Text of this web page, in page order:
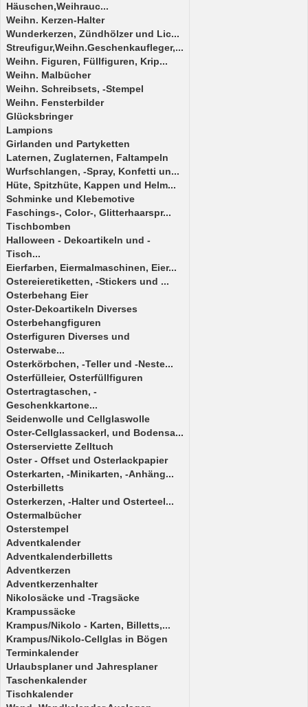
Häuschen,Weihrauc...
Weihn. Kerzen-Halter
Wunderkerzen, Zündhölzer und Lic...
Streufigur,Weihn.Geschenkaufleger,...
Weihn. Figuren, Füllfiguren, Krip...
Weihn. Malbücher
Weihn. Schreibsets, -Stempel
Weihn. Fensterbilder
Glücksbringer
Lampions
Girlanden und Partyketten
Laternen, Zuglaternen, Faltampeln
Wurfschlangen, -Spray, Konfetti un...
Hüte, Spitzhüte, Kappen und Helm...
Schminke und Klebemotive
Faschings-, Color-, Glitterhaarspr...
Tischbomben
Halloween - Dekoartikeln und -
Tisch...
Eierfarben, Eiermalmaschinen, Eier...
Ostereieretiketten, -Stickers und ...
Osterbehang Eier
Oster-Dekoartikeln Diverses
Osterbehangfiguren
Osterfiguren Diverses und
Osterwabe...
Osterkörbchen, -Teller und -Neste...
Osterfülleier, Osterfüllfiguren
Ostertragtaschen, -
Geschenkkartone...
Seidenwolle und Cellglaswolle
Oster-Cellglassackerl, und Bodensa...
Osterserviette Zelltuch
Oster - Offset und Osterlackpapier
Osterkarten, -Minikarten, -Anhäng...
Osterbilletts
Osterkerzen, -Halter und Osterteel...
Ostermalbücher
Osterstempel
Adventkalender
Adventkalenderbilletts
Adventkerzen
Adventkerzenhalter
Nikolosäcke und -Tragsäcke
Krampussäcke
Krampus/Nikolo - Karten, Billetts,...
Krampus/Nikolo-Cellglas in Bögen
Terminkalender
Urlaubsplaner und Jahresplaner
Taschenkalender
Tischkalender